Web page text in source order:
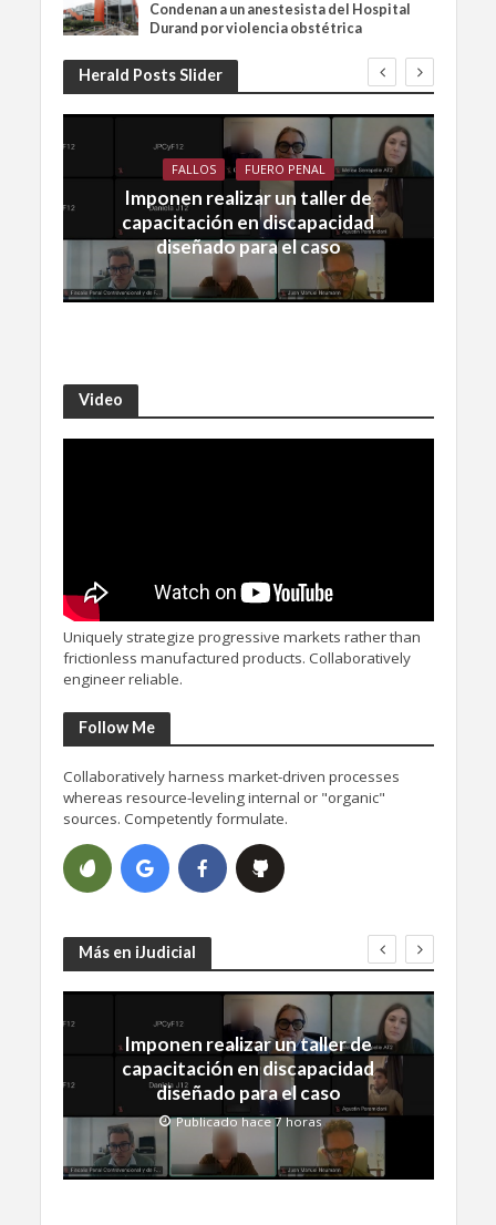
Condenan a un anestesista del Hospital
Durand por violencia obstétrica
Herald Posts Slider
FALLOS FUERO PENAL
Imponen realizar un taller de
capacitación en discapacidad
diseñado para el caso
Video
Uniquely strategize progressive markets rather than
frictionless manufactured products. Collaboratively
engineer reliable.
Follow Me
Collaboratively harness market-driven processes
whereas resource-leveling internal or "organic"
sources. Competently formulate.
Más en iJudicial
Imponen realizar un taller de
capacitación en discapacidad
diseñado para el caso
Publicado hace 7 horas